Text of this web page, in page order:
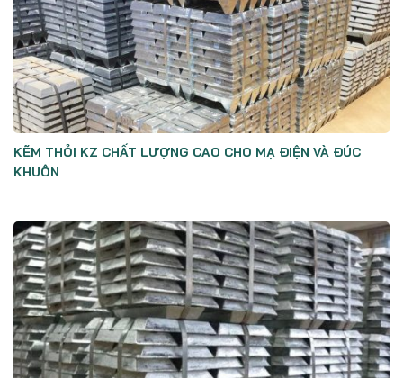
KẼM THỎI KZ CHẤT LƯỢNG CAO CHO MẠ ĐIỆN VÀ ĐÚC
KHUÔN